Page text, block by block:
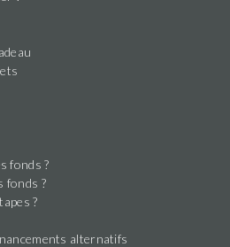
fonds ?
fonds ?
?
alternatifs